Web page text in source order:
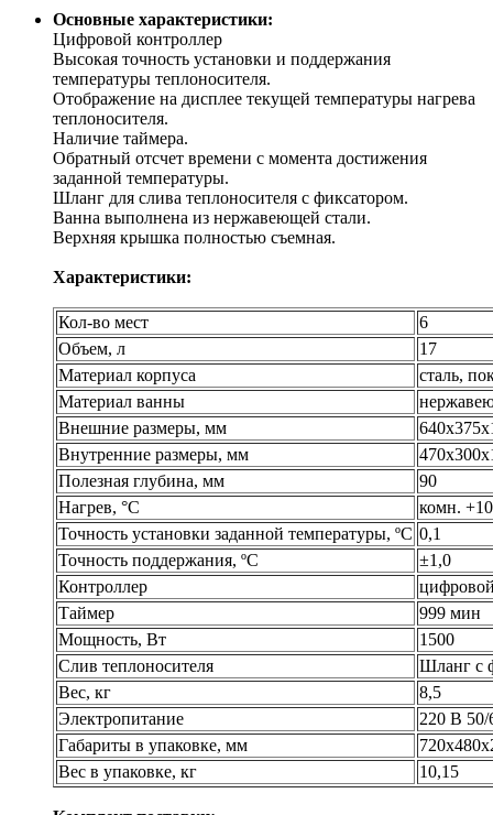
Основные характеристики:
Цифровой контроллер
Высокая точность установки и поддержания
температуры теплоносителя.
Отображение на дисплее текущей температуры нагрева
теплоносителя.
Наличие таймера.
Обратный отсчет времени с момента достижения
заданной температуры.
Шланг для слива теплоносителя с фиксатором.
Ванна выполнена из нержавеющей стали.
Верхняя крышка полностью съемная.
Характеристики:
Кол-во мест
6
Объем, л
17
Материал корпуса
сталь,
Материал ванны
Внешние размеры, мм
Внутренние размеры, мм
Полезная глубина, мм
90
Нагрев, °С
комн.
Точность установки заданной температуры, ºС 0,1
Точность поддержания, ºС
±1,0
Контроллер
Таймер
999 мин
Мощность, Вт
1500
Слив теплоносителя
Шланг с
Вес, кг
8,5
Электропитание
220 В 50/
Габариты в упаковке, мм
Вес в упаковке, кг
10,15